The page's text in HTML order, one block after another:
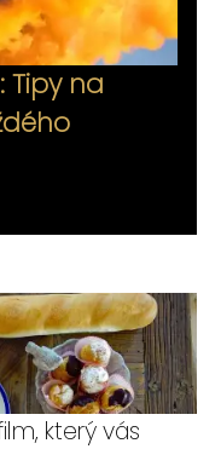
Tipy na
který vás